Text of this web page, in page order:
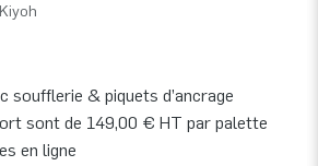
soufflerie & piquets d’ancrage
sont de 149,00 € HT par palette
en ligne